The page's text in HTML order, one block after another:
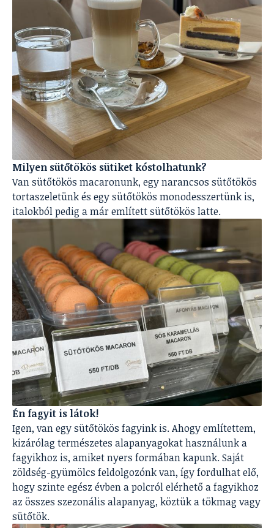
Milyen sütőtökös sütiket kóstolhatunk?
Van sütőtökös macaronunk, egy narancsos sütőtökös
tortaszeletünk és egy sütőtökös monodesszertünk is,
italokból pedig a már említett sütőtökös latte.
Én fagyit is látok!
Igen, van egy sütőtökös fagyink is. Ahogy említettem,
kizárólag természetes alapanyagokat használunk a
fagyikhoz is, amiket nyers formában kapunk. Saját
zöldség-gyümölcs feldolgozónk van, így fordulhat elő,
hogy szinte egész évben a polcról elérhető a fagyikhoz
az összes szezonális alapanyag, köztük a tökmag vagy
sütőtök.